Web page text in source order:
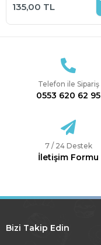
135,00 TL
Telefon ile Sipariş
0553 620 62 95
7 / 24 Destek
İletişim Formu
Bizi Takip Edin